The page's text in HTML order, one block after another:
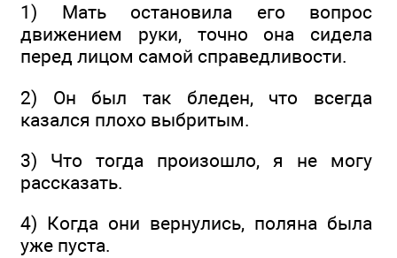
1) Мать остановила его вопрос
движением руки, точно она сидела
перед лицом самой справедливости.
2) Он был так бледен, что всегда
казался плохо выбритым.
3) Что тогда произошло, я не могу
рассказать.
4) Когда они вернулись, поляна была
уже пуста.